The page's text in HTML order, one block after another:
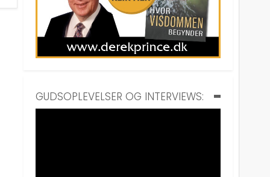
GUDSOPLEVELSER OG INTERVIEWS: